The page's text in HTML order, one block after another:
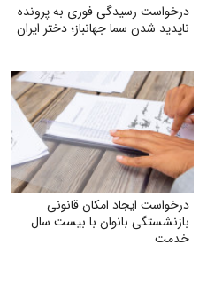
درخواست رسیدگی فوری به پرونده
ناپدید شدن سما جهانباز؛ دختر ایران
درخواست ایجاد امکان قانونی
بازنشستگی بانوان با بیست سال
خدمت